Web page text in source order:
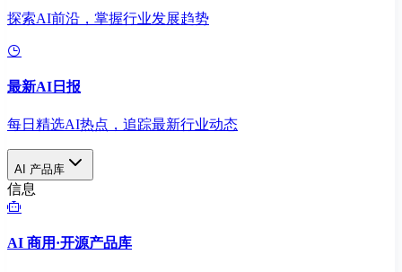
探索AI前沿，掌握行业发展趋势
最新AI日报
每日精选AI热点，追踪最新行业动态
AI 产品库
信息
AI 商用·开源产品库